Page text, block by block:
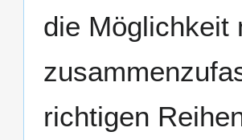
die Möglichkeit
richtigen